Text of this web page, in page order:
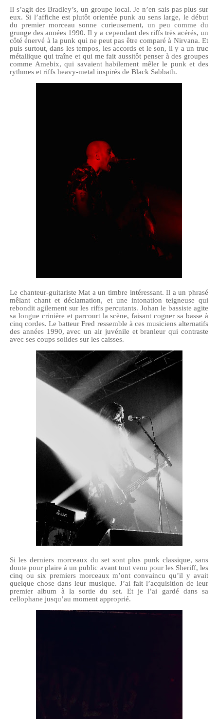
Il s’agit des Bradley’s, un groupe local. Je n’en sais pas plus sur
eux. Si l’affiche est plutôt orientée punk au sens large, le début
du premier morceau sonne curieusement, un peu comme du
grunge des années 1990. Il y a cependant des riffs très acérés, un
côté énervé à la punk qui ne peut pas être comparé à Nirvana. Et
puis surtout, dans les tempos, les accords et le son, il y a un truc
métallique qui traîne et qui me fait aussitôt penser à des groupes
comme Amebix, qui savaient habilement mêler le punk et des
rythmes et riffs heavy-metal inspirés de Black Sabbath.
Le chanteur-guitariste Mat a un timbre intéressant. Il a un phrasé
mêlant chant et déclamation, et une intonation teigneuse qui
rebondit agilement sur les riffs percutants. Johan le bassiste agite
sa longue crinière et parcourt la scène, faisant cogner sa basse à
cinq cordes. Le batteur Fred ressemble à ces musiciens alternatifs
des années 1990, avec un air juvénile et branleur qui contraste
avec ses coups solides sur les caisses.
Si les derniers morceaux du set sont plus punk classique, sans
doute pour plaire à un public avant tout venu pour les Sheriff, les
cinq ou six premiers morceaux m’ont convaincu qu’il y avait
quelque chose dans leur musique. J’ai fait l’acquisition de leur
premier album à la sortie du set. Et je l’ai gardé dans sa
cellophane jusqu’au moment approprié.